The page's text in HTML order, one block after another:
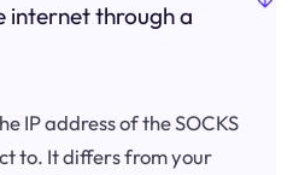
internet through a
IP address of the SOCKS
to. It differs from your